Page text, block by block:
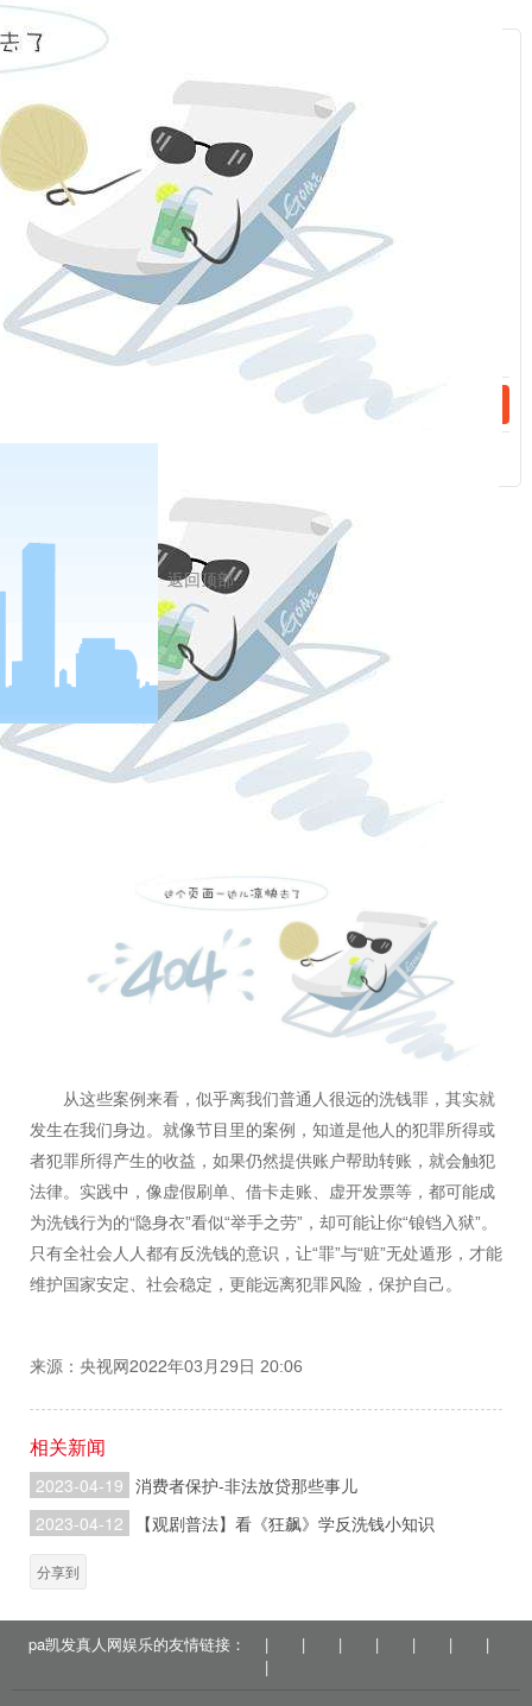
熊某账目上没有，那这个黑社会性质组织的钱究竟藏在哪里
呢？这时，一个看似跟黑社会性质组织无关的人
检察官的注意。
江西省南昌市红谷滩区检察院检察官涂坤说：
个案子的证人，他的证言作为整个案件的证据之一随案附送。他
跟涉黑组织的首要分子之间过往甚密，他们之间生活上有很多交
集，我们注意到这个线索有可以深挖的一个相关条件。
根据检察官提供的线索，中国人民银行对曾某相关的资金流
向进行了梳理和分析。一笔500万的转账资金浮出水面，曾某说
这是他代熊某收的已经竣工的某工程建设款。
江西省南昌市刑侦支队四大队刑警张雷说： “没有开工，我们
在侦办过程中去了现场取证，拍了视频照片，是块荒地，没有一
实际上是用一个虚假合同，隐瞒他涉黑的资
涂坤说： 最初我们看到的只有500万，通过深挖发现最后的
金额是
万，是曾某帮助转移黑社会组织首要分子接收相关的
警方调查发现曾某虽然从没有直接参与熊某黑社会组织的犯
罪活动。但他用自己的公司和账户为黑社会组织转移掩饰非法所
得，原以为能够逃脱，最终还是受到法律制裁。
从这些案例来看，似乎离我们普通人很远的洗钱罪，其实就
发生在我们身边。就像节目里的案例，知道是他人的犯罪所得或
者犯罪所得产生的收益，如果仍然提供账户帮助转账，就会触犯
法律。实践中，像虚假刷单、借卡走账、虚开发票等，都可能成
为洗钱行为的“隐身衣”看似“举手之劳” ，却可能让你“锒铛入狱” 。
只有全社会人人都有反洗钱的意识，让“罪”与“赃”无处遁形，才能
维护国家安定、社会稳定，更能远离犯罪风险，保护自己。
来源： 央视网 2022年03 月 29 日 20:06
相关新闻
2023-04-19 消费者保护-非法放贷那些事儿
2023-04-12
【观剧普法】看《狂飙》学反洗钱小知识
分享到
pa凯发真人网娱乐的友情链接： | | | | | |
|
|
返回顶部